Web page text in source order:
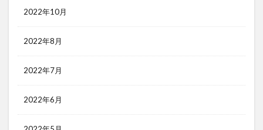
2022年10月
2022年8月
2022年7月
2022年6月